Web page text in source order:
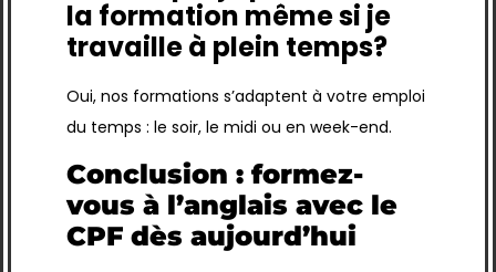
la formation même si je
travaille à plein temps?
Oui, nos formations s’adaptent à votre emploi
du temps : le soir, le midi ou en week-end.
Conclusion : formez-
vous à l’anglais avec le
CPF dès aujourd’hui